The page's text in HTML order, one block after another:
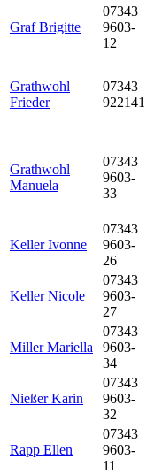
Graf Brigitte
07343
9603-
12
Grathwohl
Frieder
07343
922141
Grathwohl
Manuela
07343
9603-
33
Keller Ivonne
07343
9603-
26
Keller Nicole
07343
9603-
27
Miller Mariella
07343
9603-
34
Nießer Karin
07343
9603-
32
Rapp Ellen
07343
9603-
11